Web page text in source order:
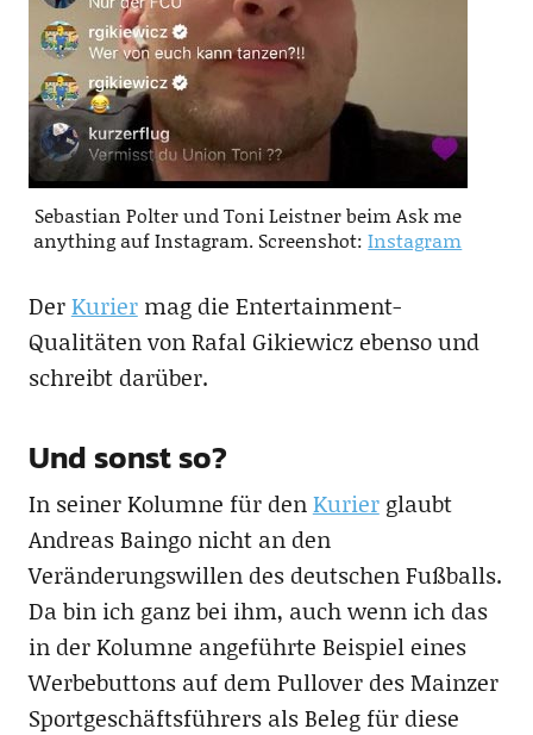
Sebastian Polter und Toni Leistner beim Ask me
anything auf Instagram. Screenshot:Instagram
DerKuriermag die Entertainment-
Qualitäten von Rafal Gikiewicz ebenso und
schreibt darüber.
Und sonst so?
In seiner Kolumne für denKurierglaubt
Andreas Baingo nicht an den
Veränderungswillen des deutschen Fußballs.
Da bin ich ganz bei ihm, auch wenn ich das
in der Kolumne angeführte Beispiel eines
Werbebuttons auf dem Pullover des Mainzer
Sportgeschäftsführers als Beleg für diese